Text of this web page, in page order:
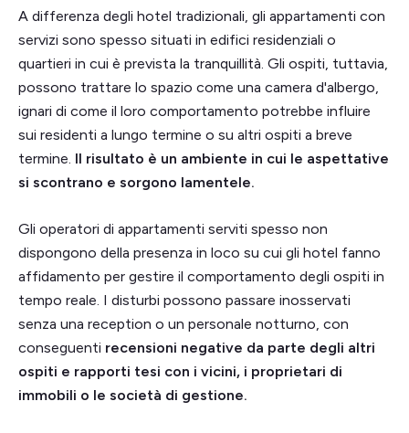
A differenza degli hotel tradizionali, gli appartamenti con
servizi sono spesso situati in edifici residenziali o
quartieri in cui è prevista la tranquillità. Gli ospiti, tuttavia,
possono trattare lo spazio come una camera d'albergo,
ignari di come il loro comportamento potrebbe influire
sui residenti a lungo termine o su altri ospiti a breve
termine. Il risultato è un ambiente in cui le aspettative
si scontrano e sorgono lamentele.
Gli operatori di appartamenti serviti spesso non
dispongono della presenza in loco su cui gli hotel fanno
affidamento per gestire il comportamento degli ospiti in
tempo reale. I disturbi possono passare inosservati
senza una reception o un personale notturno, con
conseguenti recensioni negative da parte degli altri
ospiti e rapporti tesi con i vicini, i proprietari di
immobili o le società di gestione.